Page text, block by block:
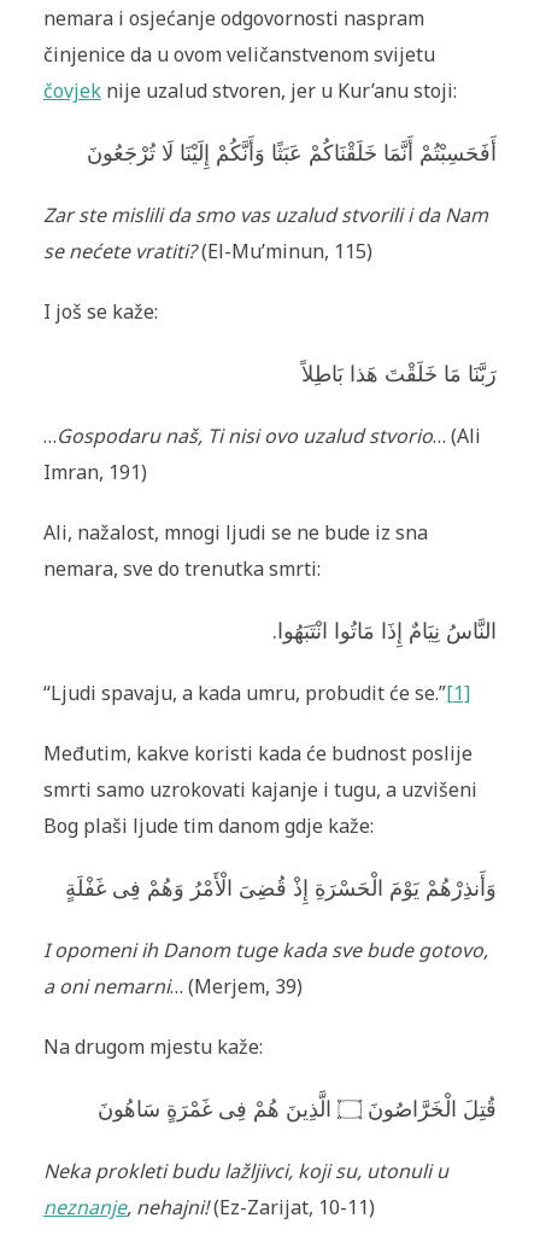
nemara i osjećanje odgovornosti naspram
činjenice da u ovom veličanstvenom svijetu
čovjeknije uzalud stvoren, jer u Kur’anu stoji:
أَفَحَسِبْتُمْ أَنَّمَا خَلَقْنَاكُمْ عَبَثًا وَأَنَّكُمْ إِلَيْنَا لَا تُرْجَعُونَ
Zar ste mislili da smo vas uzalud stvorili i da Nam
se nećete vratiti?(El-Mu’minun, 115)
I još se kaže:
رَبَّنَا مَا خَلَقْتَ هَذا بَاطِلاً
…Gospodaru naš, Ti nisi ovo uzalud stvorio… (Ali
Imran, 191)
Ali, nažalost, mnogi ljudi se ne bude iz sna
nemara, sve do trenutka smrti:
النَّاسُ نِيَامٌ إِذَا مَاتُوا انْتَبَهُوا.
“Ljudi spavaju, a kada umru, probudit će se.”[1]
Međutim, kakve koristi kada će budnost poslije
smrti samo uzrokovati kajanje i tugu, a uzvišeni
Bog plaši ljude tim danom gdje kaže:
وَأَنذِرْهُمْ يَوْمَ الْحَسْرَةِ إِذْ قُضِىَ الْأَمْرُ وَهُمْ فِى غَفْلَةٍ
I opomeni ih Danom tuge kada sve bude gotovo,
a oni nemarni… (Merjem, 39)
Na drugom mjestu kaže:
قُتِلَ الْخَرَّاصُونَ ۝ الَّذِينَ هُمْ فِى غَمْرَةٍ سَاهُونَ
Neka prokleti budu lažljivci, koji su, utonuli u
neznanje, nehajni!(Ez-Zarijat, 10-11)